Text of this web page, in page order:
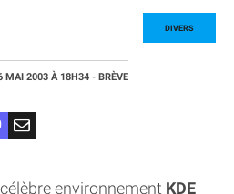
DIVERS
MAI 2003 À 18H34 - BRÈVE
environnement KDE